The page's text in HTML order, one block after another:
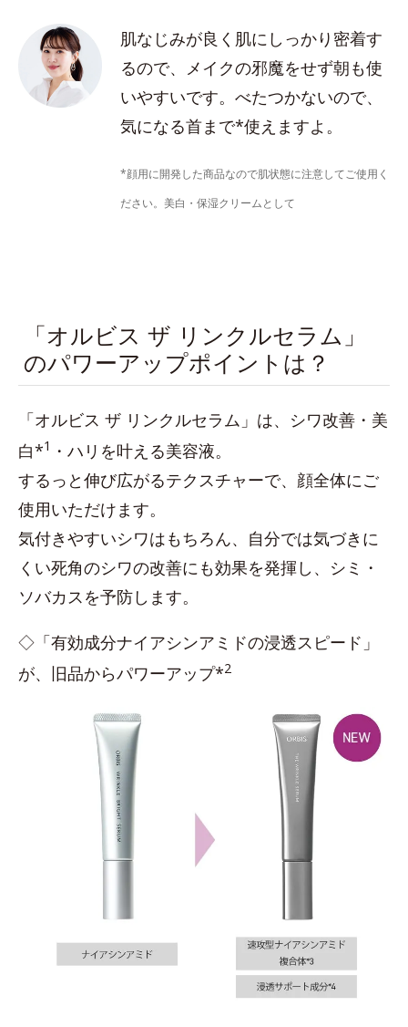
肌なじみが良く肌にしっかり密着す
るので、メイクの邪魔をせず朝も使
いやすいです。べたつかないので、
気になる首まで*使えますよ。
*顔用に開発した商品なので肌状態に注意してご使用く
ださい。美白・保湿クリームとして
「オルビス ザ リンクルセラム」
のパワーアップポイントは？
「オルビス ザ リンクルセラム」は、シワ改善・美
白*1 ・ハリを叶える美容液。
するっと伸び広がるテクスチャーで、顔全体にご
使用いただけます。
気付きやすいシワはもちろん、自分では気づきに
くい死角のシワの改善にも効果を発揮し、シミ・
ソバカスを予防します。
◇「有効成分ナイアシンアミドの浸透スピード」
が、旧品からパワーアップ*2